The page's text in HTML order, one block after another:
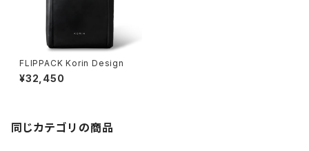
FLIPPACK Korin Design
¥32,450
同じカテゴリの商品